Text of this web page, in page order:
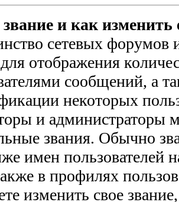
и как изменить
сетевых форумов
отображения
сообщений, а
некоторых
и администраторы
звания. Обычно
имен пользователей
в профилях
изменить свое